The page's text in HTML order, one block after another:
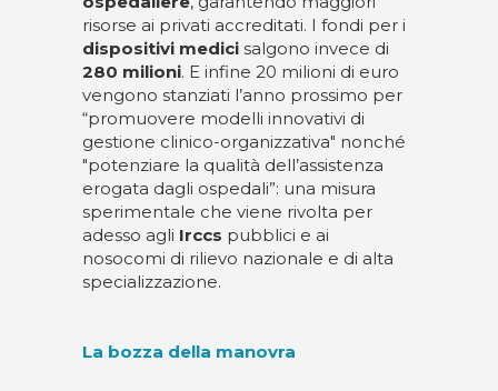
risorse ai privati accreditati. I fondi per i
dispositivi medici salgono invece di
280 milioni. E infine 20 milioni di euro
vengono stanziati l’anno prossimo per
“promuovere modelli innovativi di
gestione clinico-organizzativa" nonché
"potenziare la qualità dell’assistenza
erogata dagli ospedali”: una misura
sperimentale che viene rivolta per
adesso agli Irccs pubblici e ai
nosocomi di rilievo nazionale e di alta
specializzazione.
La bozza della manovra